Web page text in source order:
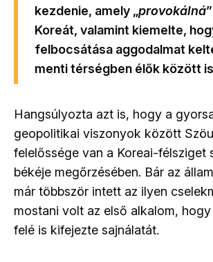
kezdenie, amely „provokálná
Koreát, valamint kiemelte,
felbocsátása aggodalmat
menti térségben élők között
Hangsúlyozta azt is, hogy a
geopolitikai viszonyok között
felelőssége van a Koreai-félsziget
békéje megőrzésében. Bár az
már többször intett az ilyen
mostani volt az első alkalom,
felé is kifejezte sajnálatát.